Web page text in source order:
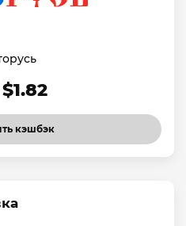
кэшбэк